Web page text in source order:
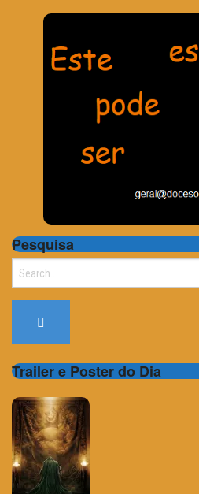
Pesquisa
Search
Trailer e Poster do Dia